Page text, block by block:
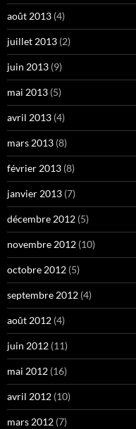
août 2013 (4)
juillet 2013 (2)
juin 2013 (9)
mai 2013 (5)
avril 2013 (4)
mars 2013 (8)
février 2013 (8)
janvier 2013 (7)
décembre 2012 (5)
novembre 2012 (10)
octobre 2012 (5)
septembre 2012 (4)
août 2012 (4)
juin 2012 (11)
mai 2012 (16)
avril 2012 (10)
mars 2012 (7)